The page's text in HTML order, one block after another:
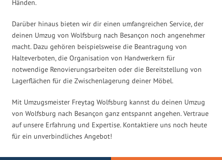
Händen.
Darüber hinaus bieten wir dir einen umfangreichen Service, der
deinen Umzug von Wolfsburg nach Besançon noch angenehmer
macht. Dazu gehören beispielsweise die Beantragung von
Halteverboten, die Organisation von Handwerkern für
notwendige Renovierungsarbeiten oder die Bereitstellung von
Lagerflächen für die Zwischenlagerung deiner Möbel.
Mit Umzugsmeister Freytag Wolfsburg kannst du deinen Umzug
von Wolfsburg nach Besançon ganz entspannt angehen. Vertraue
auf unsere Erfahrung und Expertise. Kontaktiere uns noch heute
für ein unverbindliches Angebot!